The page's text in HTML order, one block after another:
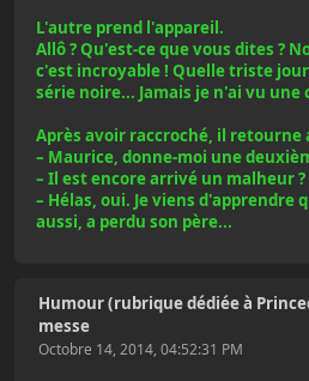
L'autre prend l'appareil.
Allô ? Qu'est-ce que vous dites ?
c'est incroyable ! Quelle triste
série noire... Jamais je n'ai vu une
Après avoir raccroché, il retourne
– Maurice, donne-moi une
– Il est encore arrivé un malheur ?
– Hélas, oui. Je viens d'apprendre
aussi, a perdu son père...
Humour (rubrique dédiée à
messe
Octobre 14, 2014, 04:52:31 PM